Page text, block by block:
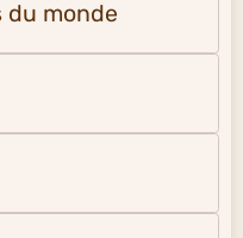
du monde